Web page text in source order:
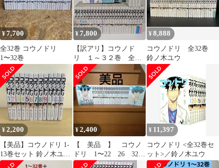
¥7,700
全32巻 コウノドリ
1〜32巻
¥7,800
【訳アリ】コウノド
リ １～３２巻 全巻
セット 鈴ノ木ユウ
¥8,888
コウノドリ 全32巻
鈴ノ木ユウ
¥2,200
【美品】コウノドリ 1-
13巻セット 鈴ノ木ユウ
講談社 モーニング まと
¥2,400
【 美品 】 コウノ
ドリ 1〜22 26 32
全24冊セット
¥ 11,397
コウノドリ <全32巻セ
ット>／鈴ノ木ユウ